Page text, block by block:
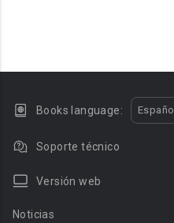
Books language: Español
Soporte técnico
Versión web
Noticias